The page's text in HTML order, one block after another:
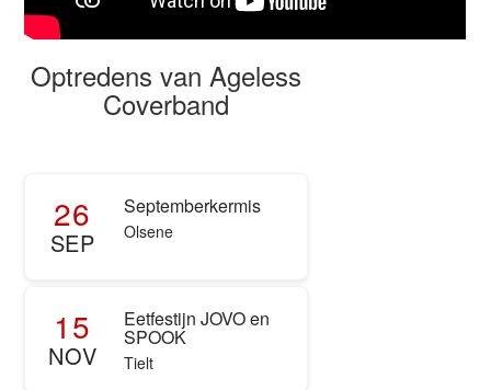
Optredens van Ageless
Coverband
26
SEP
Septemberkermis
Olsene
15
NOV
Eetfestijn JOVO en
SPOOK
Tielt